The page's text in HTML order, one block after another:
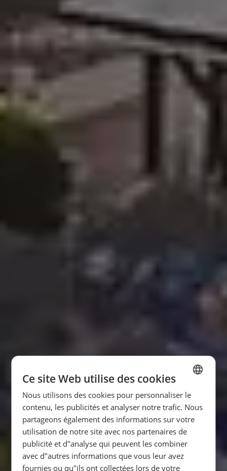
SPANISH
FRENCH
GERMAN
Ce site Web utilise des cookies
Nous utilisons des cookies pour personnaliser le
contenu, les publicités et analyser notre trafic. Nous
partageons également des informations sur votre
utilisation de notre site avec nos partenaires de
publicité et d"analyse qui peuvent les combiner
avec d"autres informations que vous leur avez
fournies ou qu"ils ont collectées lors de votre